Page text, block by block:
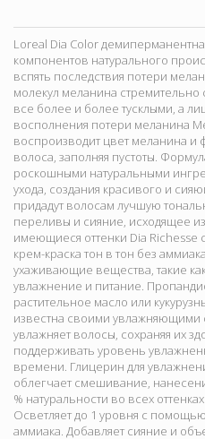
Loreal Dia Color
компонентов натурального
вспять последствия потери
молекул меланина стремительно
все более и более тусклыми, а
восполнения потери меланина
воспроизводит цвет меланина и
волоса, заполняя пустоты.
роскошными натуральными
ухода, создания красивого и
придадут волосам лучшую
переливы и сияние, исходящее
имеющиеся оттенки Dia Richesse
крем-краска тон в тон без
ухаживающие вещества, такие
увлажнение и питание.
растительное масло или
известна своими увлажняющими
увлажняет волосы, сохраняя их
поддерживать уровень
времени. Глицерин для
облегчает смешивание,
% натуральности во всех
Осветляет до 1 уровня с
аммиака. Добавляет сияние и